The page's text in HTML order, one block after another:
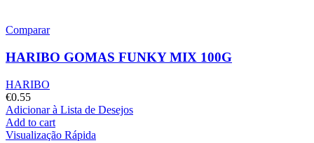
Comparar
HARIBO GOMAS FUNKY MIX 100G
HARIBO
€0.55
Adicionar à Lista de Desejos
Add to cart
Visualização Rápida